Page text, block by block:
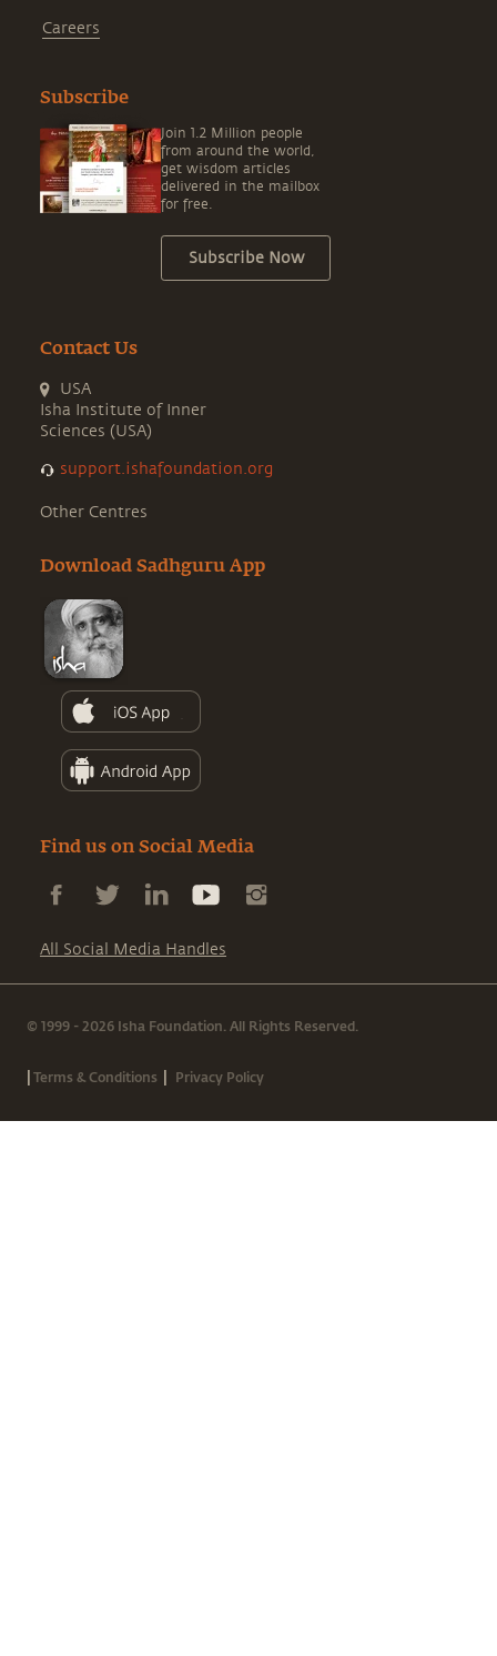
Careers
Subscribe
Join 1.2 Million people
from around the world,
get wisdom articles
delivered in the mailbox
for free.
Subscribe Now
Contact Us
USA
Isha Institute of Inner
Sciences (USA)
support.ishafoundation.org
Other Centres
Download Sadhguru App
Find us on Social Media
All Social Media Handles
© 1999 - 2026 Isha Foundation. All Rights Reserved.
|Terms & Conditions | Privacy Policy